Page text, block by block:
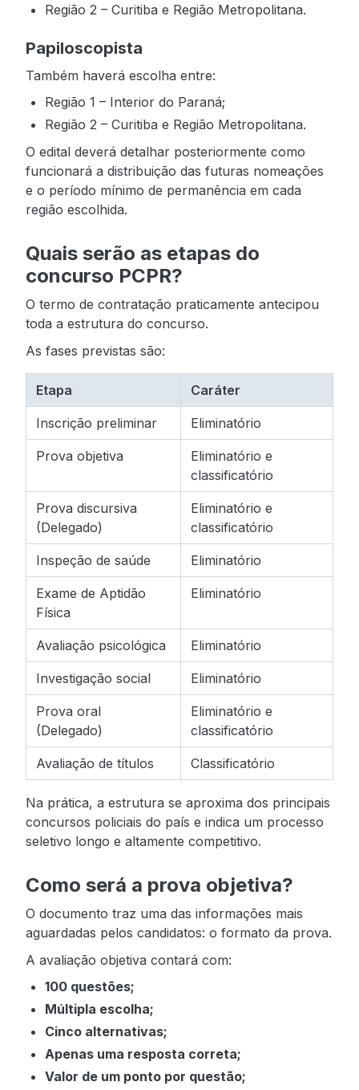
Região 2 – Curitiba e Região Metropolitana.
Papiloscopista
Também haverá escolha entre:
Região 1 – Interior do Paraná;
Região 2 – Curitiba e Região Metropolitana.
O edital deverá detalhar posteriormente como
funcionará a distribuição das futuras nomeações
e o período mínimo de permanência em cada
região escolhida.
Quais serão as etapas do
concurso PCPR?
O termo de contratação praticamente antecipou
toda a estrutura do concurso.
As fases previstas são:
Etapa Caráter
Inscrição preliminar Eliminatório
Prova objetiva
Eliminatório e
classificatório
Prova discursiva
(Delegado)
Eliminatório e
classificatório
Inspeção de saúde Eliminatório
Exame de Aptidão
Física
Eliminatório
Avaliação psicológica Eliminatório
Investigação social Eliminatório
Prova oral
(Delegado)
Eliminatório e
classificatório
Avaliação de títulos Classificatório
Na prática, a estrutura se aproxima dos principais
concursos policiais do país e indica um processo
seletivo longo e altamente competitivo.
Como será a prova objetiva?
O documento traz uma das informações mais
aguardadas pelos candidatos: o formato da prova.
A avaliação objetiva contará com:
100 questões;
Múltipla escolha;
Cinco alternativas;
Apenas uma resposta correta;
Valor de um ponto por questão;